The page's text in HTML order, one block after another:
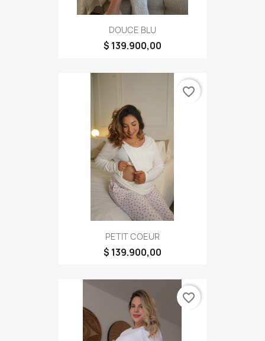
DOUCE BLU
$ 139.900,00
PETIT COEUR
$ 139.900,00
favorite_border
favorite_border